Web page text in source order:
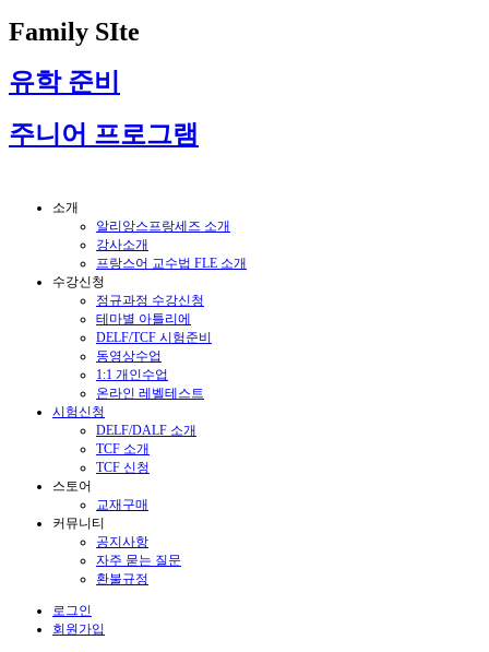
Family SIte
유학 준비
주니어 프로그램
소개
알리앙스프랑세즈 소개
강사소개
프랑스어 교수법 FLE 소개
수강신청
정규과정 수강신청
테마별 아틀리에
DELF/TCF 시험준비
동영상수업
1:1 개인수업
온라인 레벨테스트
시험신청
DELF/DALF 소개
TCF 소개
TCF 신청
스토어
교재구매
커뮤니티
공지사항
자주 묻는 질문
환불규정
로그인
회원가입